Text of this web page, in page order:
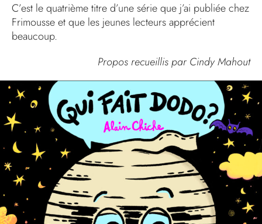
C’est le quatrième titre d’une série que j’ai publiée chez
Frimousse et que les jeunes lecteurs apprécient
beaucoup.
Propos recueillis par Cindy Mahout